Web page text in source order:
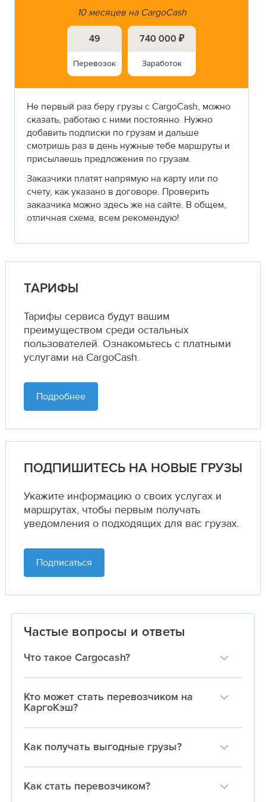
10 месяцев на CargoCash
49
Перевозок
740 000 ₽
Заработок
Не первый раз беру грузы с CargoCash, можно
сказать, работаю с ними постоянно. Нужно
добавить подписки по грузам и дальше
смотришь раз в день нужные тебе маршруты и
присылаешь предложения по грузам.
Заказчики платят напрямую на карту или по
счету, как указано в договоре. Проверить
заказчика можно здесь же на сайте. В общем,
отличная схема, всем рекомендую!
ТАРИФЫ
Тарифы сервиса будут вашим
преимуществом среди остальных
пользователей. Ознакомьтесь с платными
услугами на CargoCash.
Подробнее
ПОДПИШИТЕСЬ НА НОВЫЕ ГРУЗЫ
Укажите информацию о своих услугах и
маршрутах, чтобы первым получать
уведомления о подходящих для вас грузах.
Подписаться
Частые вопросы и ответы
Что такое Cargocash?
Кто может стать перевозчиком на
КаргоКэш?
Как получать выгодные грузы?
Как стать перевозчиком?